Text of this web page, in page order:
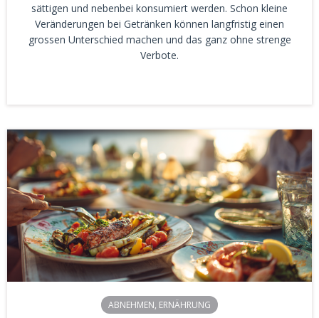
sättigen und nebenbei konsumiert werden. Schon kleine
Veränderungen bei Getränken können langfristig einen
grossen Unterschied machen und das ganz ohne strenge
Verbote.
ABNEHMEN, ERNÄHRUNG